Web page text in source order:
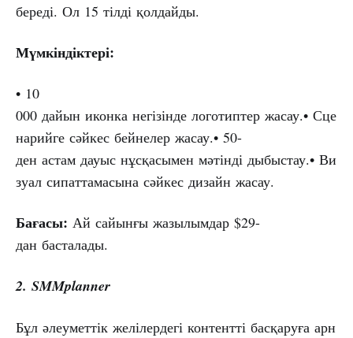
береді. Ол 15 тілді қолдайды.
Мүмкіндіктері:
• 10
000 дайын иконка негізінде логотиптер жасау.• Сце
нарийге сәйкес бейнелер жасау.• 50-
ден астам дауыс нұсқасымен мәтінді дыбыстау.• Ви
зуал сипаттамасына сәйкес дизайн жасау.
Бағасы: Ай сайынғы жазылымдар $29-
дан басталады.
2. SMMplanner
Бұл әлеуметтік желілердегі контентті басқаруға арн